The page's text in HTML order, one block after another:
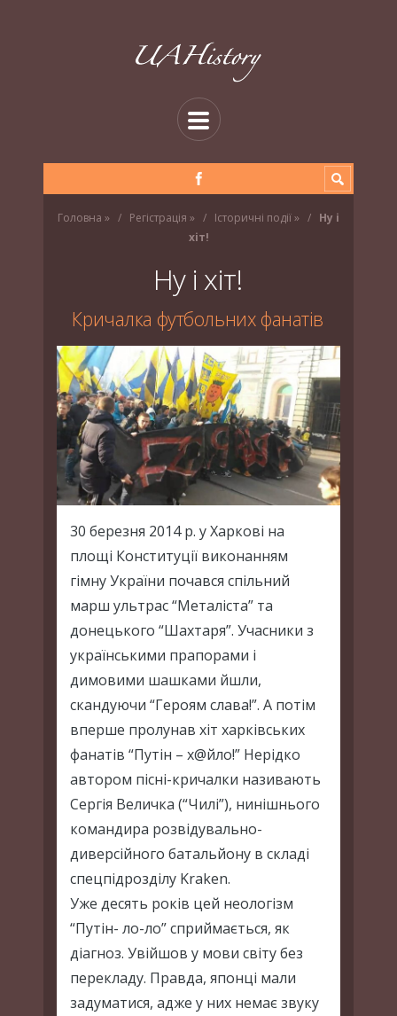
Головна » Регістрація » Історичні події»
Ну і
хіт!
Ну і хіт!
Кричалка футбольних фанатів
30 березня 2014 р. у Харкові на
площі Конституції виконанням
гімну України почався спільний
марш ультрас “Металіста” та
донецького “Шахтаря”. Учасники з
українськими прапорами і
димовими шашками йшли,
скандуючи “Героям слава!”. А потім
вперше пролунав хіт харківських
фанатів “Путін – х@йло!” Нерідко
автором пісні-кричалки називають
Сергія Величка (“Чилі”), нинішнього
командира розвідувально-
диверсійного батальйону в складі
спецпідрозділу Kraken.
Уже десять років цей неологізм
“Путін- ло-ло” сприймається, як
діагноз. Увійшов у мови світу без
перекладу. Правда, японці мали
задуматися, адже у них немає звуку